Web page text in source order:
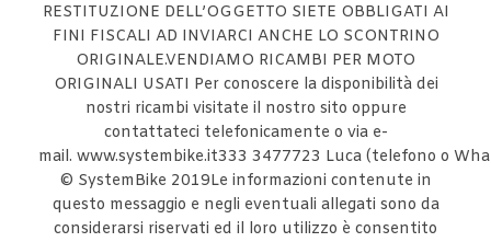
RESTITUZIONE DELL’OGGETTO SIETE OBBLIGATI AI
FINI FISCALI AD INVIARCI ANCHE LO SCONTRINO
ORIGINALE.VENDIAMO RICAMBI PER MOTO
ORIGINALI USATI Per conoscere la disponibilità dei
nostri ricambi visitate il nostro sito oppure
contattateci telefonicamente o via e-
mail. www.systembike.it333 3477723 Luca (telefono o
© SystemBike 2019Le informazioni contenute in
questo messaggio e negli eventuali allegati sono da
considerarsi riservati ed il loro utilizzo è consentito